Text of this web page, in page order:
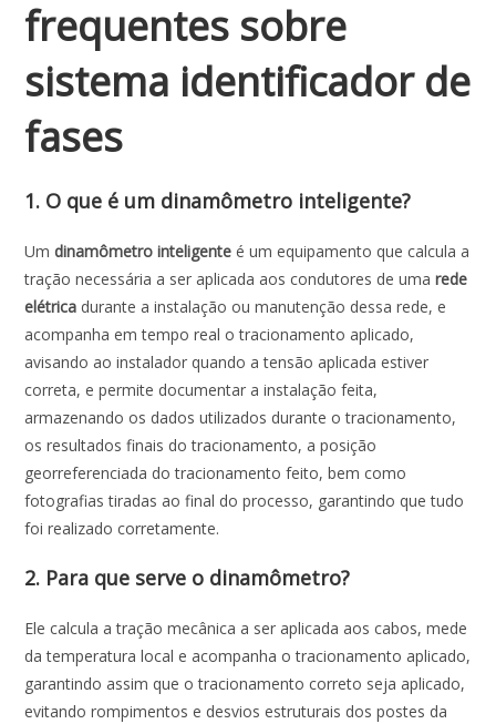
frequentes sobre
sistema identificador de
fases
1. O que é um dinamômetro inteligente?
Umdinamômetro inteligente é um equipamento que calcula a
tração necessária a ser aplicada aos condutores de umarede
elétrica durante a instalação ou manutenção dessa rede, e
acompanha em tempo real o tracionamento aplicado,
avisando ao instalador quando a tensão aplicada estiver
correta, e permite documentar a instalação feita,
armazenando os dados utilizados durante o tracionamento,
os resultados finais do tracionamento, a posição
georreferenciada do tracionamento feito, bem como
fotografias tiradas ao final do processo, garantindo que tudo
foi realizado corretamente.
2. Para que serve o dinamômetro?
Ele calcula a tração mecânica a ser aplicada aos cabos, mede
da temperatura local e acompanha o tracionamento aplicado,
garantindo assim que o tracionamento correto seja aplicado,
evitando rompimentos e desvios estruturais dos postes da